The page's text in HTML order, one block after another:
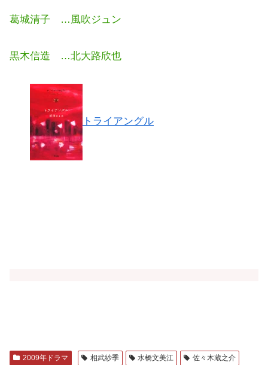
葛城清子 …風吹ジュン
黒木信造 …北大路欣也
トライアングル
2009年ドラマ 相武紗季 水橋文美江 佐々木蔵之介